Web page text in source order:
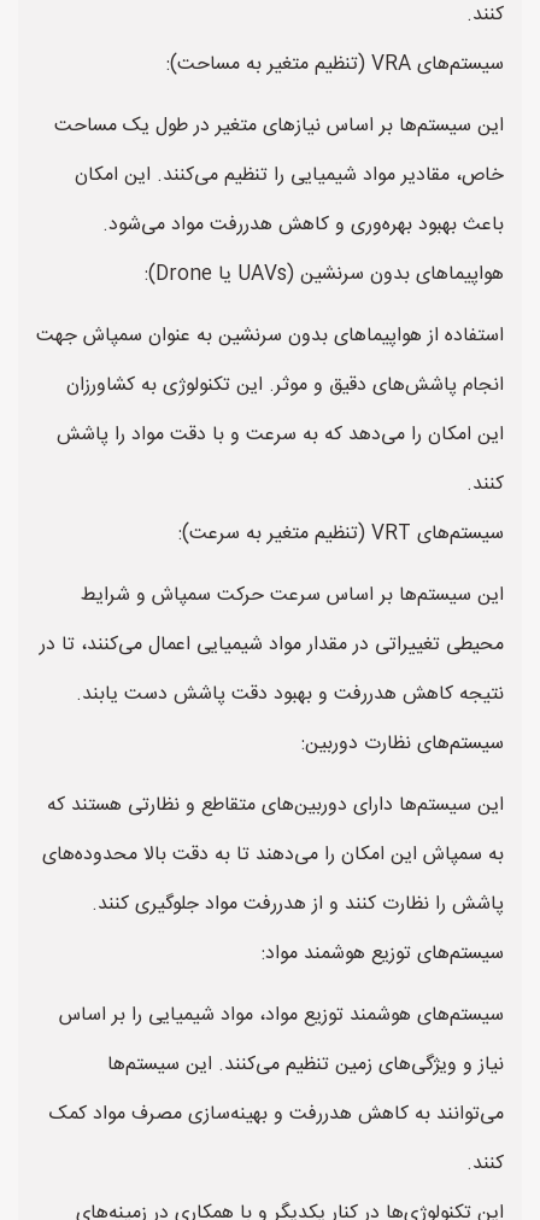
کنند.
سیستم‌های VRA (تنظیم متغیر به مساحت):
این سیستم‌ها بر اساس نیازهای متغیر در طول یک مساحت
خاص، مقادیر مواد شیمیایی را تنظیم می‌کنند. این امکان
باعث بهبود بهره‌وری و کاهش هدررفت مواد می‌شود.
هواپیماهای بدون سرنشین (UAVs یا Drone):
استفاده از هواپیماهای بدون سرنشین به عنوان سمپاش جهت
انجام پاشش‌های دقیق و موثر. این تکنولوژی به کشاورزان
این امکان را می‌دهد که به سرعت و با دقت مواد را پاشش
کنند.
سیستم‌های VRT (تنظیم متغیر به سرعت):
این سیستم‌ها بر اساس سرعت حرکت سمپاش و شرایط
محیطی تغییراتی در مقدار مواد شیمیایی اعمال می‌کنند، تا در
نتیجه کاهش هدررفت و بهبود دقت پاشش دست یابند.
سیستم‌های نظارت دوربین:
این سیستم‌ها دارای دوربین‌های متقاطع و نظارتی هستند که
به سمپاش این امکان را می‌دهند تا به دقت بالا محدوده‌های
پاشش را نظارت کنند و از هدررفت مواد جلوگیری کنند.
سیستم‌های توزیع هوشمند مواد:
سیستم‌های هوشمند توزیع مواد، مواد شیمیایی را بر اساس
نیاز و ویژگی‌های زمین تنظیم می‌کنند. این سیستم‌ها
می‌توانند به کاهش هدررفت و بهینه‌سازی مصرف مواد کمک
کنند.
این تکنولوژی‌ها در کنار یکدیگر و با همکاری در زمینه‌های